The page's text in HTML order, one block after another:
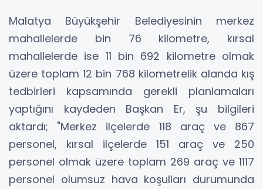
Malatya Büyükşehir Belediyesinin merkez
mahallelerde bin 76 kilometre, kırsal
mahallelerde ise 11 bin 692 kilometre olmak
üzere toplam 12 bin 768 kilometrelik alanda kış
tedbirleri kapsamında gerekli planlamaları
yaptığını kaydeden Başkan Er, şu bilgileri
aktardı; "Merkez ilçelerde 118 araç ve 867
personel, kırsal ilçelerde 151 araç ve 250
personel olmak üzere toplam 269 araç ve 1117
personel olumsuz hava koşulları durumunda